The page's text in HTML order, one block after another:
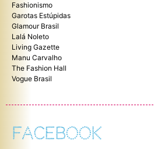
Fashionismo
Garotas Estúpidas
Glamour Brasil
Lalá Noleto
Living Gazette
Manu Carvalho
The Fashion Hall
Vogue Brasil
FACEBOOK